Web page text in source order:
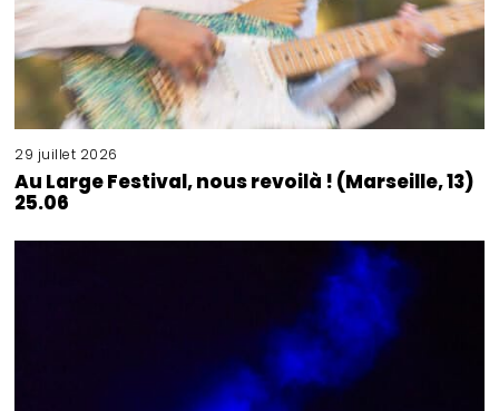
29 juillet 2026
Au Large Festival, nous revoilà ! (Marseille, 13)
25.06